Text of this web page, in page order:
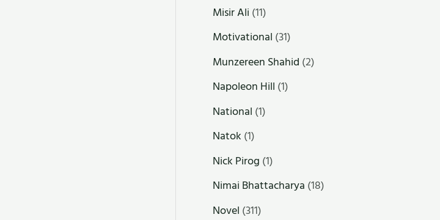
Misir Ali (11)
Motivational (31)
Munzereen Shahid (2)
Napoleon Hill (1)
National (1)
Natok (1)
Nick Pirog (1)
Nimai Bhattacharya (18)
Novel (311)